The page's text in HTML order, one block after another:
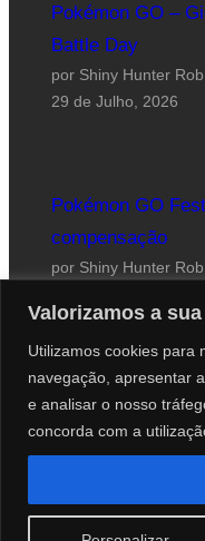
Valorizamos a
Utilizamos cookies para
navegação, apresentar
e analisar o nosso
concorda com a
Pokémon GO –
Battle Day
por Shiny Hunter Rob
29 de Julho, 2026
Pokémon GO
compensação
por Shiny Hunter Rob
Website desenhado por
© 2012-2026